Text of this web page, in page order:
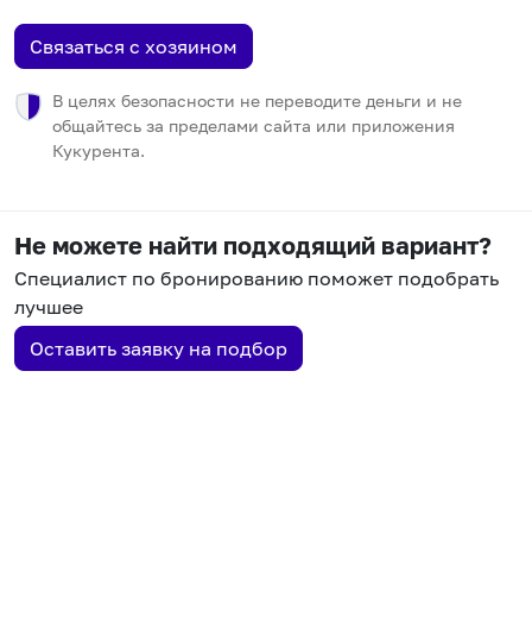
Связаться с хозяином
В целях безопасности не переводите деньги и не
общайтесь за пределами сайта или приложения
Кукурента.
Не можете найти подходящий вариант?
Специалист по бронированию поможет подобрать
лучшее
Оставить заявку на подбор